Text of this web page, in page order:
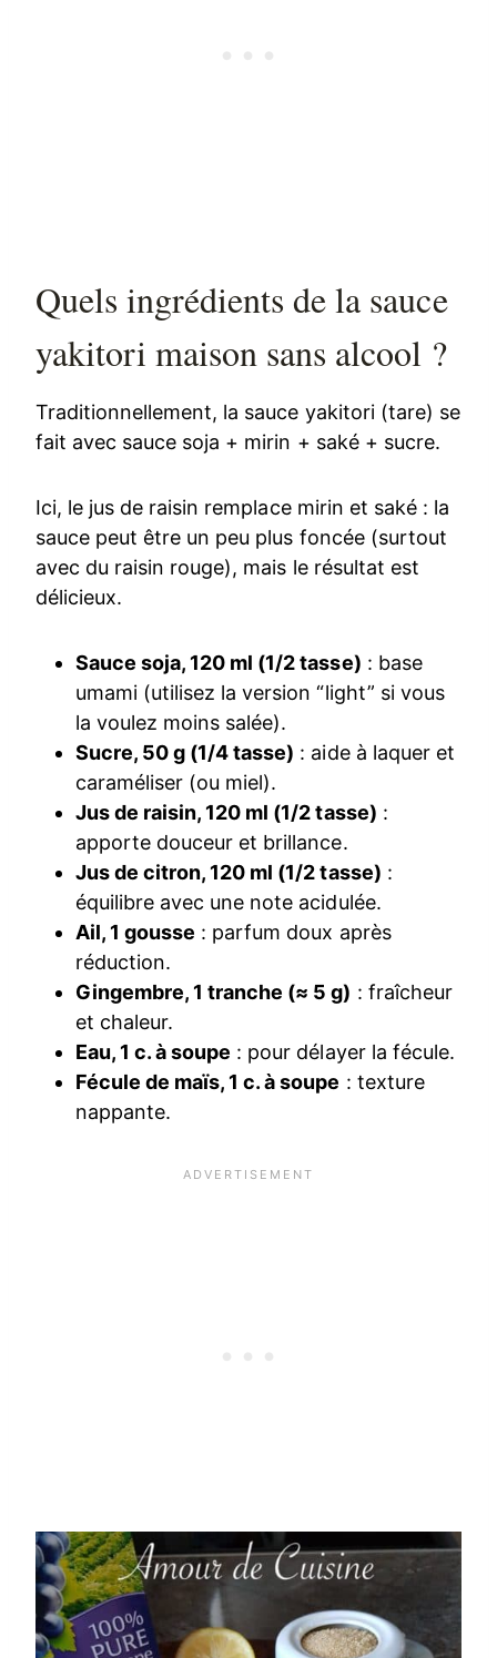
Quels ingrédients de la sauce
yakitori maison sans alcool ?
Traditionnellement, la sauce yakitori (tare) se
fait avec sauce soja + mirin + saké + sucre.
Ici, le jus de raisin remplace mirin et saké : la
sauce peut être un peu plus foncée (surtout
avec du raisin rouge), mais le résultat est
délicieux.
Sauce soja, 120 ml (1/2 tasse) : base
umami (utilisez la version “light” si vous
la voulez moins salée).
Sucre, 50 g (1/4 tasse) : aide à laquer et
caraméliser (ou miel).
Jus de raisin, 120 ml (1/2 tasse) :
apporte douceur et brillance.
Jus de citron, 120 ml (1/2 tasse) :
équilibre avec une note acidulée.
Ail, 1 gousse : parfum doux après
réduction.
Gingembre, 1 tranche (≈ 5 g) : fraîcheur
et chaleur.
Eau, 1 c. à soupe : pour délayer la fécule.
Fécule de maïs, 1 c. à soupe : texture
nappante.